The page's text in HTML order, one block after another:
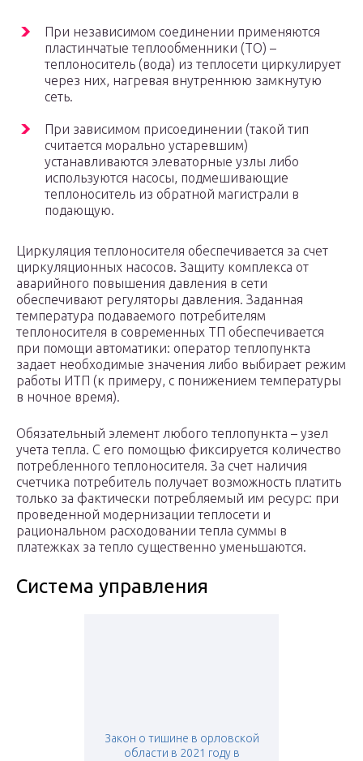
При независимом соединении применяются
пластинчатые теплообменники (ТО) –
теплоноситель (вода) из теплосети циркулирует
через них, нагревая внутреннюю замкнутую
сеть.
При зависимом присоединении (такой тип
считается морально устаревшим)
устанавливаются элеваторные узлы либо
используются насосы, подмешивающие
теплоноситель из обратной магистрали в
подающую.
Циркуляция теплоносителя обеспечивается за счет
циркуляционных насосов. Защиту комплекса от
аварийного повышения давления в сети
обеспечивают регуляторы давления. Заданная
температура подаваемого потребителям
теплоносителя в современных ТП обеспечивается
при помощи автоматики: оператор теплопункта
задает необходимые значения либо выбирает режим
работы ИТП (к примеру, с понижением температуры
в ночное время).
Обязательный элемент любого теплопункта – узел
учета тепла. С его помощью фиксируется количество
потребленного теплоносителя. За счет наличия
счетчика потребитель получает возможность платить
только за фактически потребляемый им ресурс: при
проведенной модернизации теплосети и
рациональном расходовании тепла суммы в
платежках за тепло существенно уменьшаются.
Система управления
Закон о тишине в орловской
области в 2021 году в